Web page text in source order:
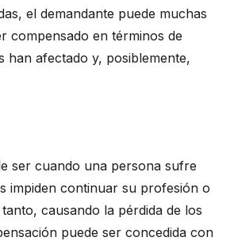
el demandante puede muchas
compensado en términos de
han afectado y, posiblemente,
ser cuando una persona sufre
impiden continuar su profesión o
causando la pérdida de los
puede ser concedida con